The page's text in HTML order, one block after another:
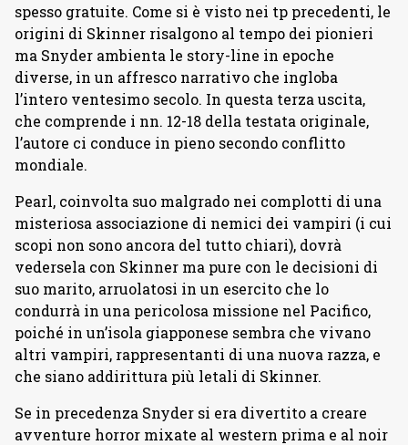
spesso gratuite. Come si è visto nei tp precedenti, le
origini di Skinner risalgono al tempo dei pionieri
ma Snyder ambienta le story-line in epoche
diverse, in un affresco narrativo che ingloba
l’intero ventesimo secolo. In questa terza uscita,
che comprende i nn. 12-18 della testata originale,
l’autore ci conduce in pieno secondo conflitto
mondiale.
Pearl, coinvolta suo malgrado nei complotti di una
misteriosa associazione di nemici dei vampiri (i cui
scopi non sono ancora del tutto chiari), dovrà
vedersela con Skinner ma pure con le decisioni di
suo marito, arruolatosi in un esercito che lo
condurrà in una pericolosa missione nel Pacifico,
poiché in un’isola giapponese sembra che vivano
altri vampiri, rappresentanti di una nuova razza, e
che siano addirittura più letali di Skinner.
Se in precedenza Snyder si era divertito a creare
avventure horror mixate al western prima e al noir